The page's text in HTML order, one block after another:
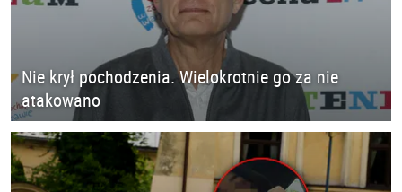
Nie krył pochodzenia. Wielokrotnie go za nie
atakowano